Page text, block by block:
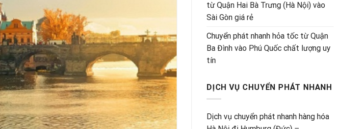
từ Quận Hai Bà Trưng (Hà Nội) vào
Sài Gòn giá rẻ
Chuyển phát nhanh hỏa tốc từ Quận
Ba Đình vào Phú Quốc chất lượng uy
tín
DỊCH VỤ CHUYỂN PHÁT NHANH
Dịch vụ chuyển phát nhanh hàng hóa